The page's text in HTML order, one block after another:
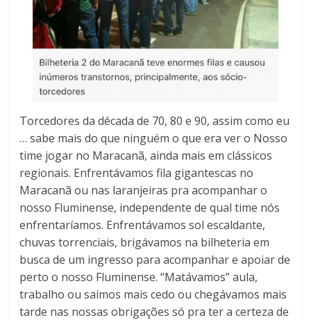
Torcedores da década de 70, 80 e 90, assim como eu
… sabe mais do que ninguém o que era ver o Nosso
time jogar no Maracanã, ainda mais em clássicos
regionais. Enfrentávamos fila gigantescas no
Maracanã ou nas laranjeiras pra acompanhar o
nosso Fluminense, independente de qual time nós
enfrentaríamos. Enfrentávamos sol escaldante,
chuvas torrenciais, brigávamos na bilheteria em
busca de um ingresso para acompanhar e apoiar de
perto o nosso Fluminense. “Matávamos” aula,
trabalho ou saímos mais cedo ou chegávamos mais
tarde nas nossas obrigações só pra ter a certeza de